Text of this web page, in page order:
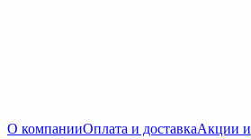
О компанииОплата и доставкаАкции и